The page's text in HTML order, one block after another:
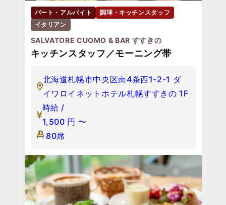
パート・アルバイト
調理・キッチンスタッフ
イタリアン
SALVATORE CUOMO & BAR すすきの
キッチンスタッフ／モーニング帯
北海道札幌市中央区南4条西1-2-1 ダ
イワロイネットホテル札幌すすきの 1F
時給 /
1,500 円 〜
80席